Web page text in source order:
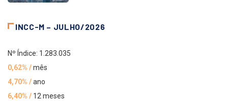
INCC-M – JULHO/2026
Nº Índice: 1.283.035
0,62% /mês
4,70% /ano
6,40% / 12 meses